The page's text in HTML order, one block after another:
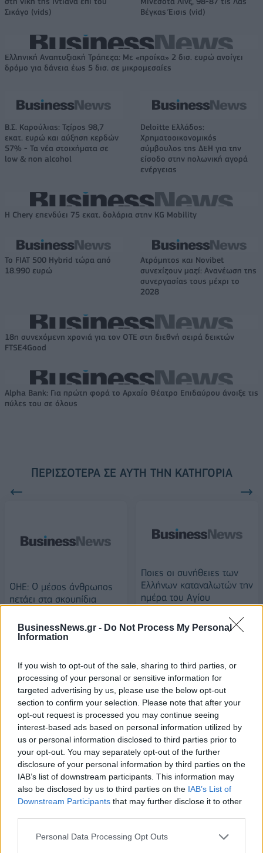
BusinessNews.gr - Do Not Process My Personal
Information
If you wish to opt-out of the sale, sharing to third parties, or
processing of your personal or sensitive information for
targeted advertising by us, please use the below opt-out
section to confirm your selection. Please note that after your
opt-out request is processed you may continue seeing
interest-based ads based on personal information utilized by
us or personal information disclosed to third parties prior to
your opt-out. You may separately opt-out of the further
disclosure of your personal information by third parties on the
IAB’s list of downstream participants. This information may
also be disclosed by us to third parties on the IAB’s List of
Downstream Participants that may further disclose it to other
Personal Data Processing Opt Outs
Σικάγο (vids)
Βέγκας Έισις (vid)
Ελληνική Αναπτυξιακή Τράπεζα: Με «προίκα» 2 δισ. ευρώ ανοίγει
δρόμο για δάνεια έως 5 δισ. σε μικρομεσαίες
Β.Σ. Καρούλιας: Τζίρος 98,7
εκατ. ευρώ και αύξηση κερδών
57% - Τα νέα στοιχήματα σε
low & non alcohol
Deloitte Ελλάδος:
Χρηματοοικονομικός
σύμβουλος της ΔΕΗ για την
είσοδο στην πολωνική αγορά
ενέργειας
Η Chery επενδύει 75 εκατ. δολάρια στην KG Mobility
Το FIAT 500 Hybrid τώρα από
18.990 ευρώ
Ατρόμητος και Novibet
συνεχίζουν μαζί: Ανανέωση της
συνεργασίας τους μέχρι το
2028
18η συνεχόμενη χρονιά για τον ΟΤΕ στη διεθνή σειρά δεικτών
FTSE4Good
Alpha Bank: Για πρώτη φορά το Αρχαίο Θέατρο Επιδαύρου άνοιξε τις
πύλες του σε όλους
ΠΕΡΙΣΣΌΤΕΡΑ ΣΕ ΑΥΤΉ ΤΗΝ ΚΑΤΗΓΟΡΊΑ
ΟΗΕ: Ο μέσος άνθρωπος
πετάει στα σκουπίδια
φαγητού από τις
εκτιμήσεις
Ποιες οι συνήθειες των
Ελλήνων καταναλωτών την
ημέρα του Αγίου
Βαλεντίνου
13/02/2020 - 17:49